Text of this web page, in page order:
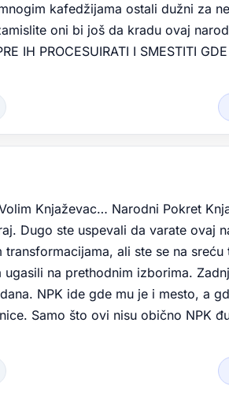
kafedžijama ostali dužni za
oni bi još da kradu ovaj
IH PROCESUIRATI I SMESTITI
Knjaževac… Narodni Pokret
Dugo ste uspevali da varate ovaj
transformacijama, ali ste se na
ugasili na prethodnim izborima.
NPK ide gde mu je i mesto, a
Samo što ovi nisu obično NPK